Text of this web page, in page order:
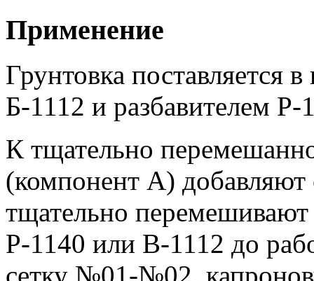
Применение
Грунтовка поставляется
Б-1112 и разбавителем
К тщательно
(компонент А) добавляют
тщательно перемешивают
Р-1140 или В-1112 до